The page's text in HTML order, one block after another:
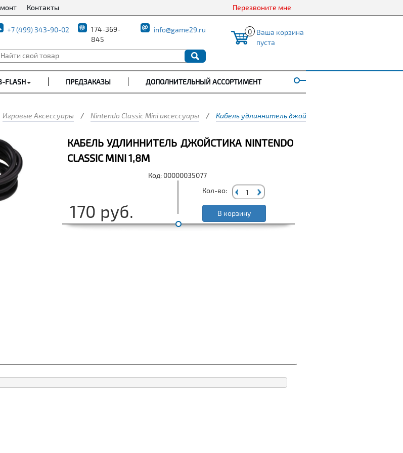
Контакты Перезвоните мне
+7 (499) 343-90-02
174-369-
845
info@game29.ru 0 Ваша корзина
пуста
FLASH ПРЕДЗАКАЗЫ ДОПОЛНИТЕЛЬНЫЙ АССОРТИМЕНТ
Игровые Аксессуары / Nintendo Classic Mini аксессуары / Кабель удлиннитель джойстика Nintendo Classic Mini
КАБЕЛЬ УДЛИННИТЕЛЬ ДЖОЙСТИКА NINTENDO
CLASSIC MINI 1,8М
Код: 00000035077
170 руб.
Кол-во:
В корзину